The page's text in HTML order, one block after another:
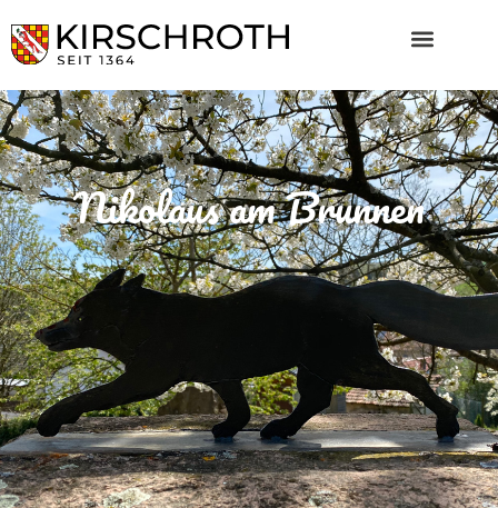
Nikolaus am Brunnen